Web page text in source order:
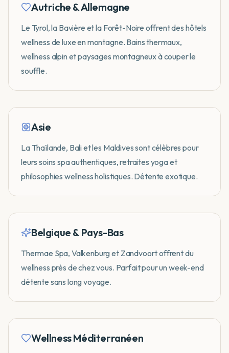
Autriche & Allemagne
Le Tyrol, la Bavière et la Forêt-Noire offrent des hôtels
wellness de luxe en montagne. Bains thermaux,
wellness alpin et paysages montagneux à couper le
souffle.
Asie
La Thaïlande, Bali et les Maldives sont célèbres pour
leurs soins spa authentiques, retraites yoga et
philosophies wellness holistiques. Détente exotique.
Belgique & Pays-Bas
Thermae Spa, Valkenburg et Zandvoort offrent du
wellness près de chez vous. Parfait pour un week-end
détente sans long voyage.
Wellness Méditerranéen